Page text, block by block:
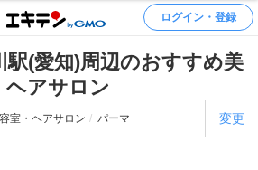
ログイン・登録
駅(愛知)周辺のおすすめ美
ヘアサロン
室・ヘアサロン パーマ 変更